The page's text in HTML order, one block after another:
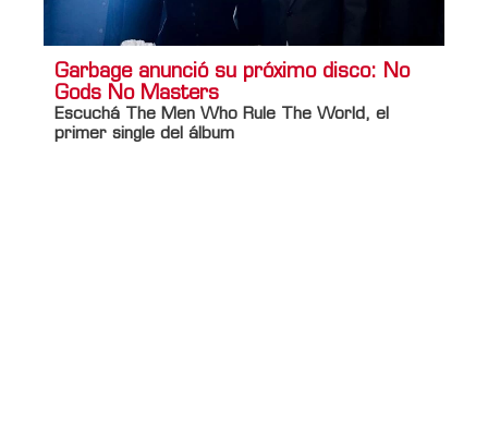
Garbage anunció su próximo disco: No
Gods No Masters
Escuchá The Men Who Rule The World, el
primer single del álbum